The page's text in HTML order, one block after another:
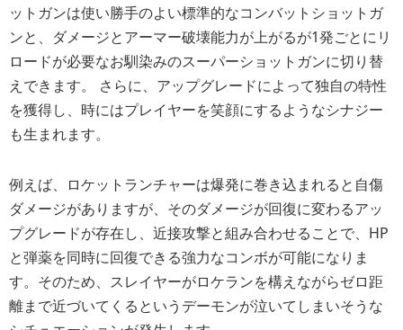
ットガンは使い勝手のよい標準的なコンバットショットガ
ンと、ダメージとアーマー破壊能力が上がるが1発ごとにリ
ロードが必要なお馴染みのスーパーショットガンに切り替
えできます。 さらに、アップグレードによって独自の特性
を獲得し、時にはプレイヤーを笑顔にするようなシナジー
も生まれます。
例えば、ロケットランチャーは爆発に巻き込まれると自傷
ダメージがありますが、そのダメージが回復に変わるアッ
プグレードが存在し、近接攻撃と組み合わせることで、HP
と弾薬を同時に回復できる強力なコンボが可能になりま
す。そのため、スレイヤーがロケランを構えながらゼロ距
離まで近づいてくるというデーモンが泣いてしまいそうな